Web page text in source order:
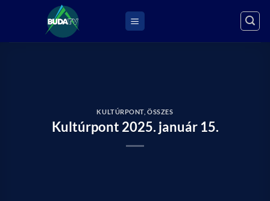
KULTÚRPONT ,ÖSSZES
Kultúrpont 2025. január 15.